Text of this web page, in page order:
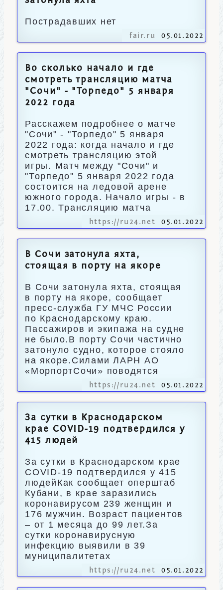
Пострадавших нет
fair.ru 05.01.2022
Во сколько начало и где
смотреть трансляцию матча
"Сочи" - "Торпедо" 5 января
2022 года
Расскажем подробнее о матче
"Сочи" - "Торпедо" 5 января
2022 года: когда начало и где
смотреть трансляцию этой
игры. Матч между "Сочи" и
"Торпедо" 5 января 2022 года
состоится на ледовой арене
южного города. Начало игры - в
17.00. Трансляцию матча
https://ru24.net 05.01.2022
В Сочи затонула яхта,
стоящая в порту на якоре
В Сочи затонула яхта, стоящая
в порту на якоре, сообщает
пресс-служба ГУ МЧС России
по Краснодарскому краю.
Пассажиров и экипажа на судне
не было.В порту Сочи частично
затонуло судно, которое стояло
на якоре.Силами ЛАРН АО
«МорпортСочи» поводятся
https://ru24.net 05.01.2022
За сутки в Краснодарском
крае COVID-19 подтвердился у
415 людей
За сутки в Краснодарском крае
COVID-19 подтвердился у 415
людейКак сообщает оперштаб
Кубани, в крае заразились
коронавирусом 239 женщин и
176 мужчин. Возраст пациентов
– от 1 месяца до 99 лет.За
сутки коронавирусную
инфекцию выявили в 39
муниципалитетах
https://ru24.net 05.01.2022